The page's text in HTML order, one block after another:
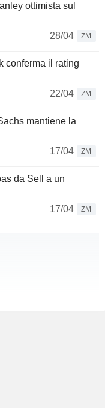
ottimista sul
28/04
ZM
conferma il rating
22/04
ZM
mantiene la
17/04
ZM
da Sell a un
17/04
ZM